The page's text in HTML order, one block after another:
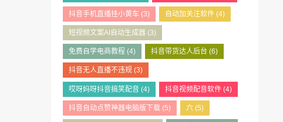
抖音手机直播挂小黄车(3) 自动加关注软件(4)
短视频文案AI自动生成器(3)
免费自学电商教程(4) 抖音带货达人后台 (6)
抖音无人直播不违规(3)
哎呀妈呀抖音搞笑配音(4) 抖音视频配音软件(4)
抖音自动点赞神器电脑版下载(5) 六(5)